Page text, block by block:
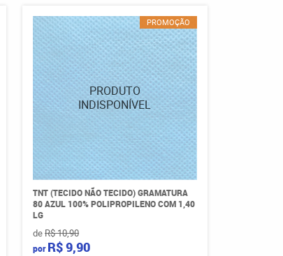
PROMOÇÃO
TNT (TECIDO NÃO TECIDO) GRAMATURA
80 AZUL 100% POLIPROPILENO COM 1,40
LG
deR$ 10,90
por R$ 9,90